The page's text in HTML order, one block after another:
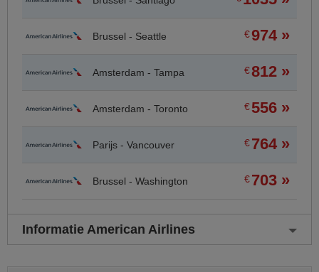
Brussel - Seattle €974 »
Amsterdam - Tampa €812 »
Amsterdam - Toronto €556 »
Parijs - Vancouver €764 »
Brussel - Washington €703 »
Informatie American Airlines